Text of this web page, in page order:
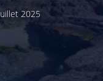
2025